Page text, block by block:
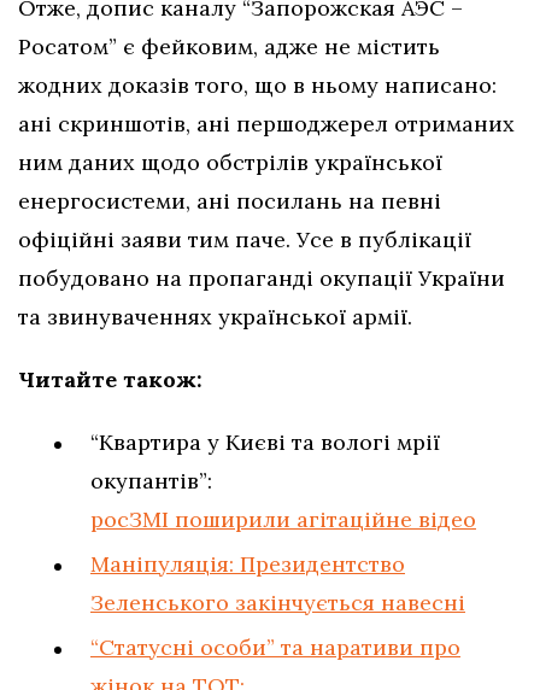
Отже, допис каналу “Запорожская АЭС –
Росатом” є фейковим, адже не містить
жодних доказів того, що в ньому написано:
ані скриншотів, ані першоджерел отриманих
ним даних щодо обстрілів української
енергосистеми, ані посилань на певні
офіційні заяви тим паче. Усе в публікації
побудовано на пропаганді окупації України
та звинуваченнях української армії.
Читайте також:
“Квартира у Києві та вологі мрії
окупантів”:
росЗМІ поширили агітаційне відео
Маніпуляція: Президентство
Зеленського закінчується навесні
“Статусні особи” та наративи про